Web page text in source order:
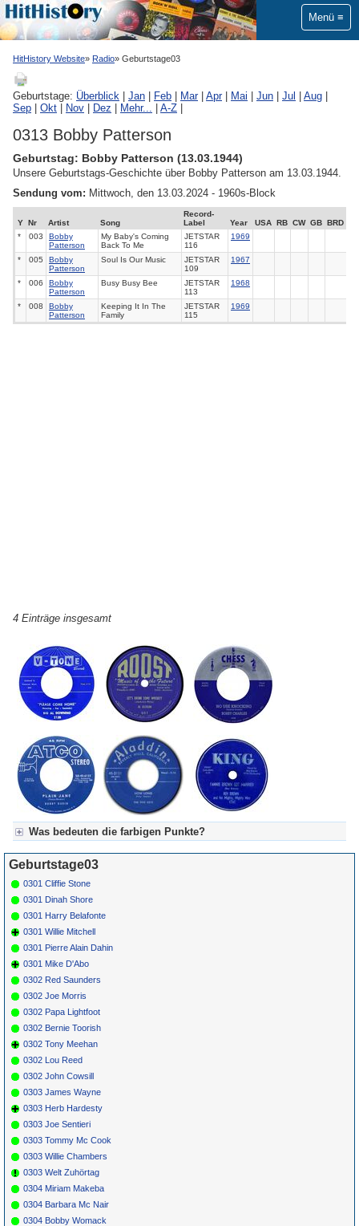
Menü
HitHistory Website Radio Geburtstage03
Geburtstage: Überblick Jan Feb Mar| Apr| Mai Jun Jul Aug
Sep
Okt Nov Dez Mehr... A-Z
0313 Bobby Patterson
Geburtstag: Bobby Patterson (13.03.1944)
Unsere Geburtstags-Geschichte über Bobby Patterson am 13.03.1944.
Sendung vom: Mittwoch, den 13.03.2024 - 1960s-Block
Y Nr Artist Song
Record-
Label
Year USA RB CW GB
BRD
*
003
Bobby
Patterson
My Baby's Coming
Back To Me
JETSTAR
116
1969
* 005
Bobby
Patterson
Soul Is Our Music
JETSTAR
109
1967
* 006
Bobby
Patterson
Busy Busy Bee
JETSTAR
113
1968
* 008
Bobby
Patterson
Keeping It In The
Family
JETSTAR
115
1969
4 Einträge insgesamt
Was bedeuten die farbigen Punkte?
Für Axel's Tageskalender:
Grün = Kurzgeschichte
Grün! = fachlich bestimmt spannend, nicht verpassen!
Grün+ = Stundenbeitrag
Gelb = Kurzgeschichten oder Stundensendungen in Arbeit
Blau = Beschreibungstext (beschreibender Text)
Geburtstage03
0301 Cliffie Stone
0301 Dinah Shore
0301 Harry Belafonte
0301 Willie Mitchell
0301 Pierre Alain Dahin
0301 Mike D'Abo
0302 Red Saunders
0302 Joe Morris
0302 Papa Lightfoot
0302 Bernie Toorish
0302 Tony Meehan
0302 Lou Reed
0302 John Cowsill
0303 James Wayne
0303 Herb Hardesty
0303 Joe Sentieri
0303 Tommy Mc Cook
0303 Willie Chambers
0303 Welt Zuhörtag
0304 Miriam Makeba
0304 Barbara Mc Nair
0304 Bobby Womack